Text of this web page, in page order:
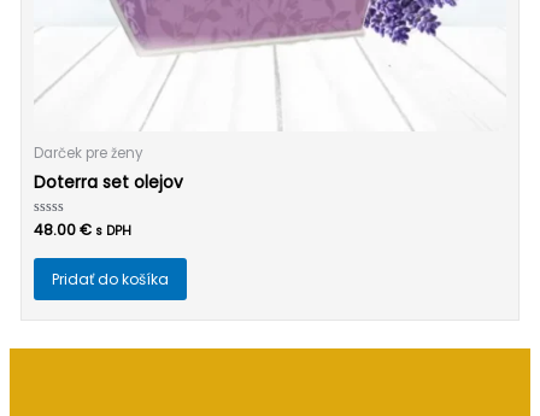
Darček pre ženy
Doterra set olejov
Hodnotenie
48.00€ s DPH
Pridať do košíka